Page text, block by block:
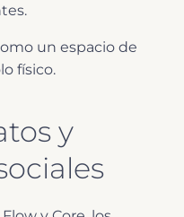
un espacio de
físico.
y